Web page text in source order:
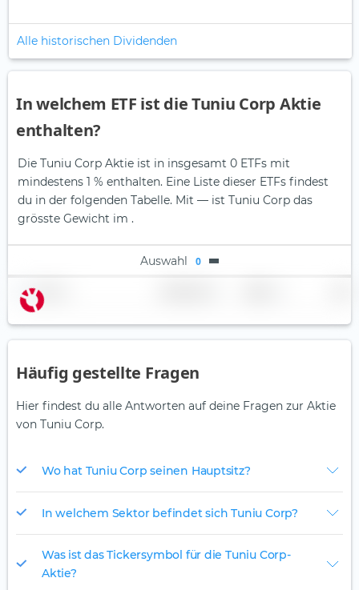
Alle historischen Dividenden
In welchem ETF ist die Tuniu Corp Aktie
enthalten?
Die Tuniu Corp Aktie ist in insgesamt 0 ETFs mit
mindestens 1 % enthalten. Eine Liste dieser ETFs findest
du in der folgenden Tabelle. Mit — ist Tuniu Corp das
grösste Gewicht im .
Auswahl 0
Name
Häufig gestellte Fragen
Hier findest du alle Antworten auf deine Fragen zur Aktie
von Tuniu Corp.
Wo hat Tuniu Corp seinen Hauptsitz?
In welchem Sektor befindet sich Tuniu Corp?
Was ist das Tickersymbol für die Tuniu Corp-
Aktie?